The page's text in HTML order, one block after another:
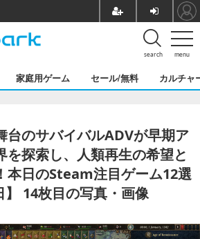
menu
search
家庭用ゲーム セール/無料 カルチャ
台のサバイバルADVが早期ア
を探索し、人類再生の希望と
日のSteam注目ゲーム12選
】 14枚目の写真・画像